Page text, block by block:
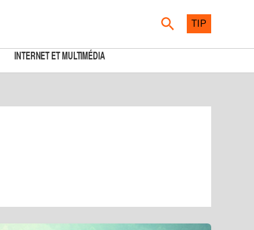
Rechercher
TIP
INTERNET ET MULTIMÉDIA